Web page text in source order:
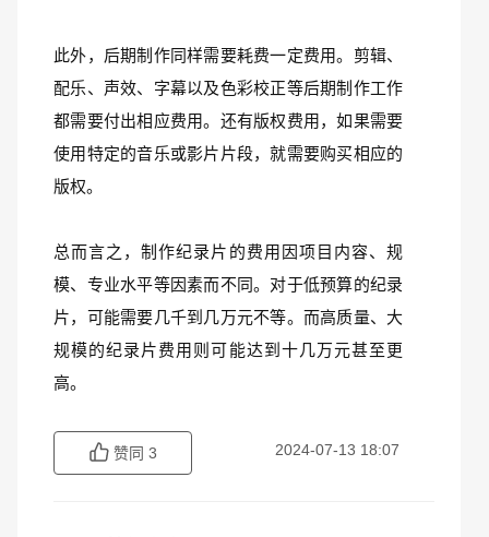
此外，后期制作同样需要耗费一定费用。剪辑、
配乐、声效、字幕以及色彩校正等后期制作工作
都需要付出相应费用。还有版权费用，如果需要
使用特定的音乐或影片片段，就需要购买相应的
版权。
总而言之，制作纪录片的费用因项目内容、规
模、专业水平等因素而不同。对于低预算的纪录
片，可能需要几千到几万元不等。而高质量、大
规模的纪录片费用则可能达到十几万元甚至更
高。
赞同 3 2024-07-13 18:07